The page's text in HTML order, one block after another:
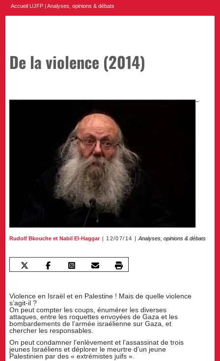
Accueil UJFP |Analyses, opinions & débats
De la violence (2014)
Rudolf Bkouche et Nabil El-Haggar 12/07/14 Analyses, opinions & débats
Violence en Israël et en Palestine ! Mais de quelle violence
s’agit-il ?
On peut compter les coups, énumérer les diverses
attaques, entre les roquettes envoyées de Gaza et les
bombardements de l’armée israélienne sur Gaza, et
chercher les responsables.
On peut condamner l’enlèvement et l’assassinat de trois
jeunes Israéliens et déplorer le meurtre d’un jeune
Palestinien par des « extrémistes juifs ».